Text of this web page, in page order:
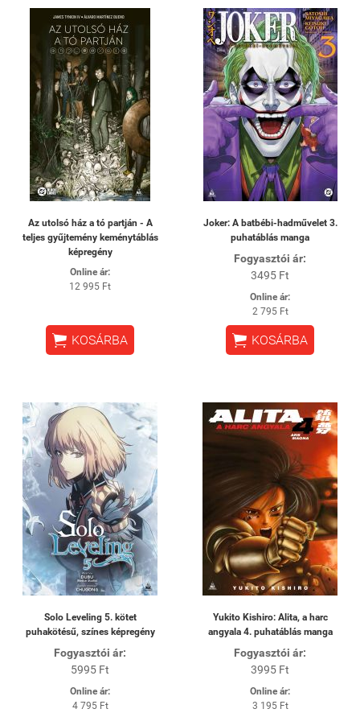
Az utolsó ház a tó partján - A
teljes gyűjtemény keménytáblás
képregény
Online ár:
12 995 Ft
 KOSÁRBA
Joker: A batbébi-hadművelet 3.
puhatáblás manga
Fogyasztói ár:
3495 Ft
Online ár:
2 795 Ft
 KOSÁRBA
Solo Leveling 5. kötet
puhakötésű, színes képregény
Fogyasztói ár:
5995 Ft
Online ár:
4 795 Ft
Yukito Kishiro: Alita, a harc
angyala 4. puhatáblás manga
Fogyasztói ár:
3995 Ft
Online ár:
3 195 Ft